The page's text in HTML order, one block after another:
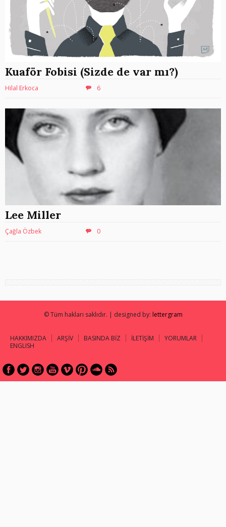
Kuaför Fobisi (Sizde de var mı?)
Hilal Erkoca 6
Lee Miller
Çağla Özbek 0
© Tüm hakları saklıdır. | designed by: lettergram
HAKKIMIZDA ARŞİV BASINDA BİZ İLETİŞİM
YORUMLAR
ENGLISH